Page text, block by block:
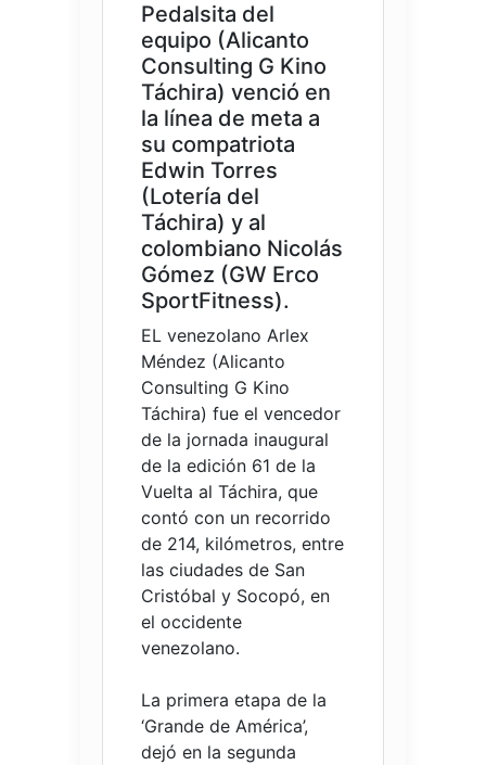
Pedalsita del
equipo (Alicanto
Consulting G Kino
Táchira) venció en
la línea de meta a
su compatriota
Edwin Torres
(Lotería del
Táchira) y al
colombiano Nicolás
Gómez (GW Erco
SportFitness).
EL venezolano Arlex
Méndez (Alicanto
Consulting G Kino
Táchira) fue el vencedor
de la jornada inaugural
de la edición 61 de la
Vuelta al Táchira, que
contó con un recorrido
de 214, kilómetros, entre
las ciudades de San
Cristóbal y Socopó, en
el occidente
venezolano.
La primera etapa de la
‘Grande de América’,
dejó en la segunda